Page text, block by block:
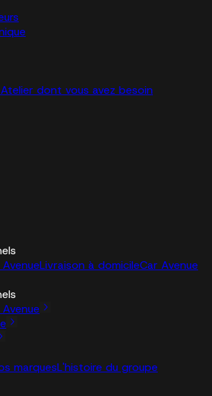
dont vous avez besoin
Livraison à domicileCar Avenue
marquesL'histoire du groupe